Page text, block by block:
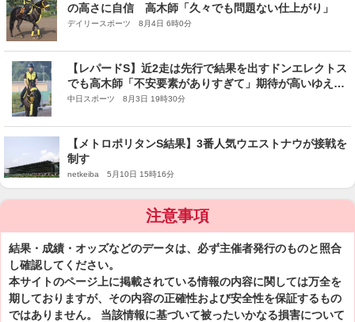
の高さに自信 高木師「久々でも問題ない仕上がり」
デイリースポーツ 8月4日 6時0分
【レパードS】近2走は先行で結果を出すドンエレクトス
でも高木師「不安要素がありすぎて」期待が高いゆえの
慎重さ
中日スポーツ 8月3日 19時30分
【メトロポリタンS結果】3番人気ウエストナウが接戦を
制す
netkeiba 5月10日 15時16分
注意事項
結果・成績・オッズなどのデータは、必ず主催者発行のものと照合
し確認してください。
本サイトのページ上に掲載されている情報の内容に関しては万全を
期しておりますが、その内容の正確性および安全性を保証するもの
ではありません。 当該情報に基づいて被ったいかなる損害について